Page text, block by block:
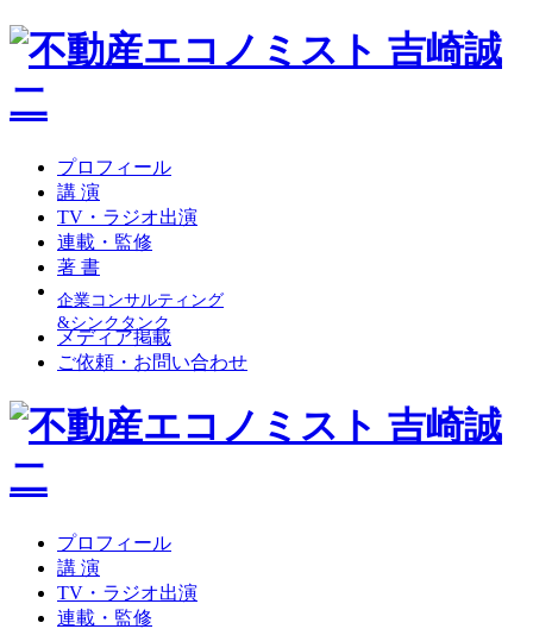
プロフィール
講 演
TV・ラジオ出演
連載・監修
著 書
企業コンサルティング
&シンクタンク
メディア掲載
ご依頼・お問い合わせ
プロフィール
講 演
TV・ラジオ出演
連載・監修